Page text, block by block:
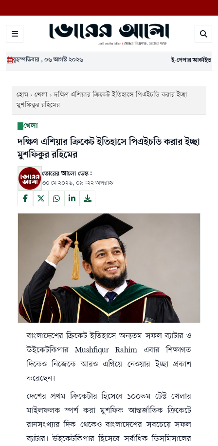
বৃহস্পতিবার , ০৬ আগস্ট ২০২৬ ই-পেপার|আর্কাইভ
হোম › খেলা ›দক্ষিণ এশিয়ার ক্রিকেট ইতিহাসে পিএইচডি করার ইচ্ছা
মুশফিকুর রহিমের
খেলা
দক্ষিণ এশিয়ার ক্রিকেট ইতিহাসে পিএইচডি করার ইচ্ছা
মুশফিকুর রহিমের
ভোরের আলো ডেস্ক:
৩০ মে ২০২৬, ০৯:২২ অপরাহ্ন
বাংলাদেশের ক্রিকেট ইতিহাসে অন্যতম সফল ব্যাটার ও
উইকেটকিপার Mushfiqur Rahim এবার শিক্ষাগত
দিকেও নিজেকে আরও এগিয়ে নেওয়ার ইচ্ছা প্রকাশ
করেছেন।
দেশের প্রথম ক্রিকেটার হিসেবে ১০০তম টেস্ট খেলার
মাইলফলক স্পর্শ করা মুশফিক আন্তর্জাতিক ক্রিকেটে
রানসংখ্যার দিক থেকেও বাংলাদেশের সবচেয়ে সফল
ব্যাটার। উইকেটকিপার হিসেবে সর্বাধিক ডিসমিসালের